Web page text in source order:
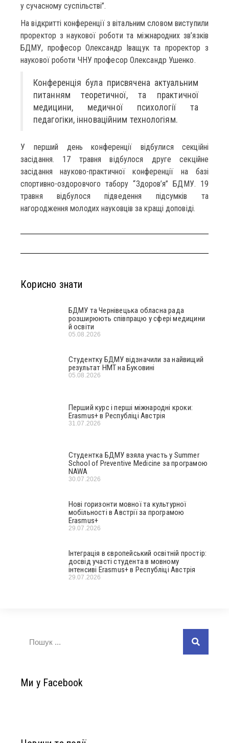
у сучасному суспільстві”.
На відкритті конференції з вітальним словом виступили
проректор з наукової роботи та міжнародних зв’язків
БДМУ, професор Олександр Іващук та проректор з
наукової роботи ЧНУ професор Олександр Ушенко.
Конференція була присвячена актуальним
питанням теоретичної, та практичної
медицини, медичної психології та
педагогіки, інноваційним технологіям.
У перший день конференції відбулися секційні
засідання. 17 травня відбулося друге секційне
засідання науково-практичної конференції на базі
спортивно-оздоровчого табору “Здоров’я” БДМУ. 19
травня відбулося підведення підсумків та
нагородження молодих науковців за кращі доповіді.
Корисно знати
БДМУ та Чернівецька обласна рада
розширюють співпрацю у сфері медицини
й освіти
05.08.2026
Студентку БДМУ відзначили за найвищий
результат НМТ на Буковині
05.08.2026
Перший курс і перші міжнародні кроки:
Erasmus+ в Республіці Австрія
31.07.2026
Студентка БДМУ взяла участь у Summer
School of Preventive Medicine за програмою
NAWA
30.07.2026
Нові горизонти мовної та культурної
мобільності в Австрії за програмою
Erasmus+
29.07.2026
Інтеграція в європейський освітній простір:
досвід участі студента в мовному
інтенсиві Erasmus+ в Республіці Австрія
29.07.2026
Ми у Facebook